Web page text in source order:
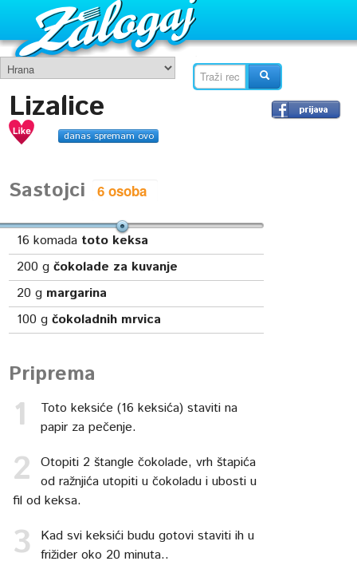
Lizalice
danas spremam ovo
Sastojci
16 komada toto keksa
200 gčokolade za kuvanje
20 g margarina
100 gčokoladnih mrvica
Priprema
Toto keksiće (16 keksića) staviti na
papir za pečenje.
Otopiti 2 štangle čokolade, vrh štapića
od ražnjića utopiti u čokoladu i ubosti u
fil od keksa.
Kad svi keksići budu gotovi staviti ih u
frižider oko 20 minuta..